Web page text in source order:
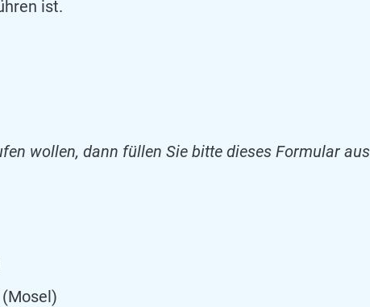
ist.
wollen, dann füllen Sie bitte dieses Formular